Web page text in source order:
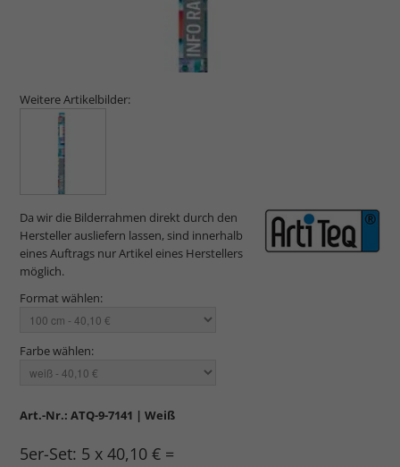
Weitere Artikelbilder:
Da wir die Bilderrahmen direkt durch den
Hersteller ausliefern lassen, sind innerhalb
eines Auftrags nur Artikel eines Herstellers
möglich.
Format wählen:
Farbe wählen:
Art.-Nr.: ATQ-9-7141 | Weiß
5er-Set: 5 x 40,10 € =